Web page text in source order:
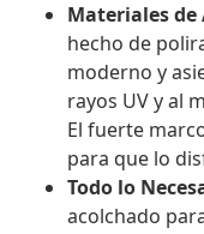
Materiales de
hecho de
moderno y
rayos UV y al
El fuerte
para que lo
Todo lo
acolchado